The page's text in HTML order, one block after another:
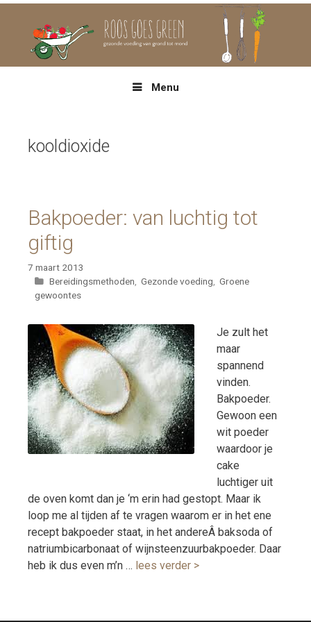
Menu
kooldioxide
Bakpoeder: van luchtig tot
giftig
7 maart 2013
Categorieën
Bereidingsmethoden, Gezonde voeding, Groene
gewoontes
Je zult het
maar
spannend
vinden.
Bakpoeder.
Gewoon een
wit poeder
waardoor je
cake
luchtiger uit
de oven komt dan je ‘m erin had gestopt. Maar ik
loop me al tijden af te vragen waarom er in het ene
recept bakpoeder staat, in het andereÂ baksoda of
natriumbicarbonaat of wijnsteenzuurbakpoeder. Daar
heb ik dus even m’n … lees verder >